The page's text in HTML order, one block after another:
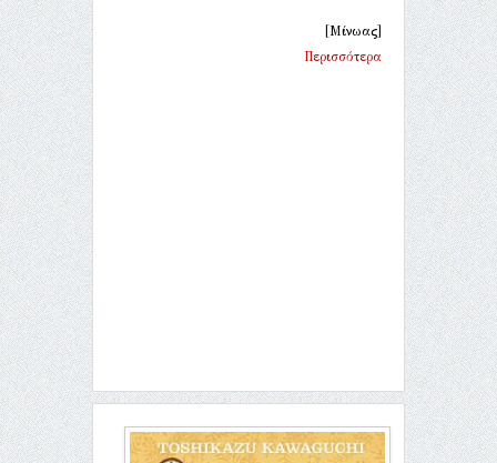
[Μίνωας]
Περισσότερα